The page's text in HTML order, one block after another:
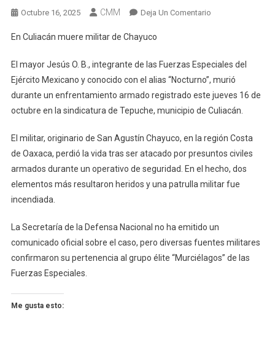
Octubre 16, 2025 CMM Deja Un ComentarioEn
Militar
De
Chayuco
En Culiacán muere militar de Chayuco
El mayor Jesús O. B., integrante de las Fuerzas Especiales del
Ejército Mexicano y conocido con el alias “Nocturno”, murió
durante un enfrentamiento armado registrado este jueves 16 de
octubre en la sindicatura de Tepuche, municipio de Culiacán.
El militar, originario de San Agustín Chayuco, en la región Costa
de Oaxaca, perdió la vida tras ser atacado por presuntos civiles
armados durante un operativo de seguridad. En el hecho, dos
elementos más resultaron heridos y una patrulla militar fue
incendiada.
La Secretaría de la Defensa Nacional no ha emitido un
comunicado oficial sobre el caso, pero diversas fuentes militares
confirmaron su pertenencia al grupo élite “Murciélagos” de las
Fuerzas Especiales.
Me gusta esto: